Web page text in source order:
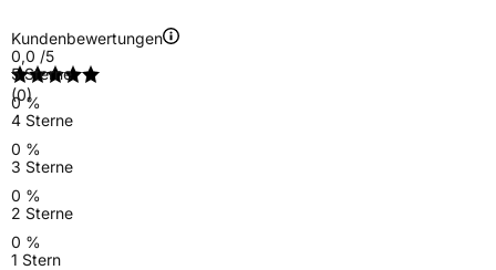
Kundenbewertungen
0,0 /5
(0)
5 Sterne
0 %
4 Sterne
0 %
3 Sterne
0 %
2 Sterne
0 %
1 Stern